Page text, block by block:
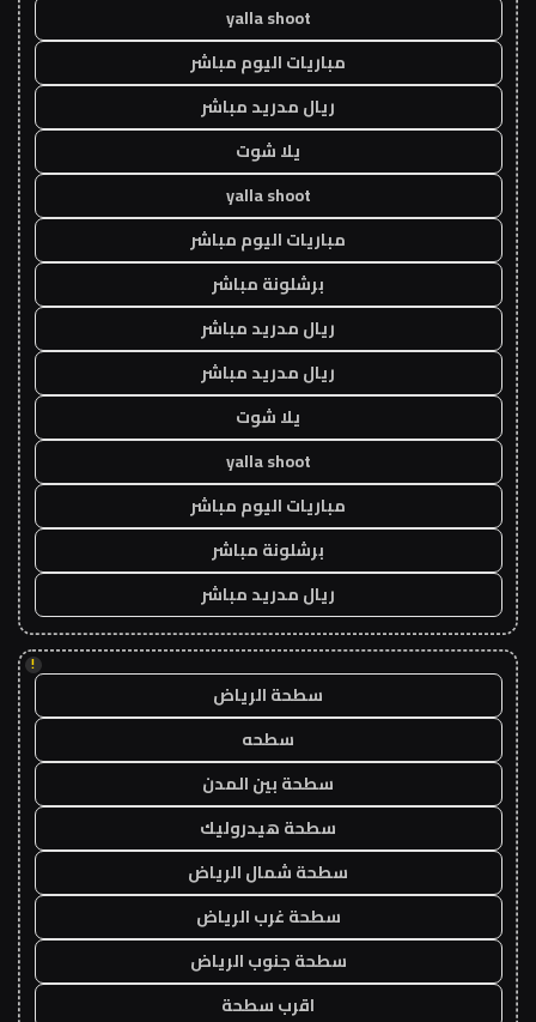
yalla shoot
مباريات اليوم مباشر
ريال مدريد مباشر
يلا شوت
yalla shoot
مباريات اليوم مباشر
برشلونة مباشر
ريال مدريد مباشر
ريال مدريد مباشر
يلا شوت
yalla shoot
مباريات اليوم مباشر
برشلونة مباشر
ريال مدريد مباشر
!
سطحة الرياض
سطحه
سطحة بين المدن
سطحة هيدروليك
سطحة شمال الرياض
سطحة غرب الرياض
سطحة جنوب الرياض
اقرب سطحة